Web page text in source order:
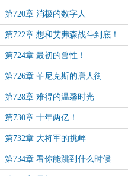
第720章 消极的数字人
第722章 想和艾弗森战斗到底！
第724章 最初的兽性！
第726章 菲尼克斯的唐人街
第728章 难得的温馨时光
第730章 十年两亿！
第732章 大将军的挑衅
第734章 看你能跳到什么时候